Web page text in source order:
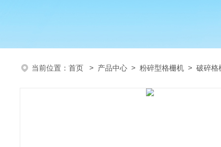
当前位置： 首页 > 产品中心 > 粉碎型格栅机 > 破碎格